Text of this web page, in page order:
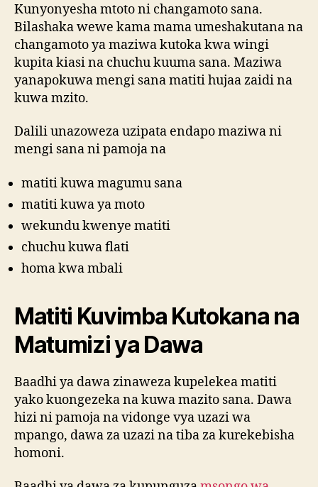
Kunyonyesha mtoto ni changamoto sana.
Bilashaka wewe kama mama umeshakutana na
changamoto ya maziwa kutoka kwa wingi
kupita kiasi na chuchu kuuma sana. Maziwa
yanapokuwa mengi sana matiti hujaa zaidi na
kuwa mzito.
Dalili unazoweza uzipata endapo maziwa ni
mengi sana ni pamoja na
matiti kuwa magumu sana
matiti kuwa ya moto
wekundu kwenye matiti
chuchu kuwa flati
homa kwa mbali
Matiti Kuvimba Kutokana na
Matumizi ya Dawa
Baadhi ya dawa zinaweza kupelekea matiti
yako kuongezeka na kuwa mazito sana. Dawa
hizi ni pamoja na vidonge vya uzazi wa
mpango, dawa za uzazi na tiba za kurekebisha
homoni.